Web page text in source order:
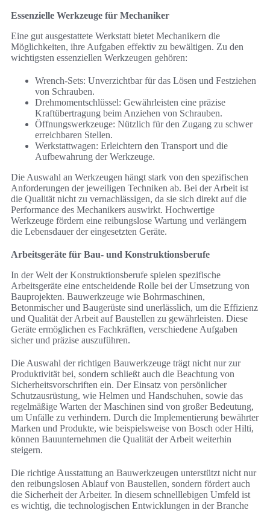
Essenzielle Werkzeuge für Mechaniker
Eine gut ausgestattete Werkstatt bietet Mechanikern die
Möglichkeiten, ihre Aufgaben effektiv zu bewältigen. Zu den
wichtigsten essenziellen Werkzeugen gehören:
Wrench-Sets: Unverzichtbar für das Lösen und Festziehen
von Schrauben.
Drehmomentschlüssel: Gewährleisten eine präzise
Kraftübertragung beim Anziehen von Schrauben.
Öffnungswerkzeuge: Nützlich für den Zugang zu schwer
erreichbaren Stellen.
Werkstattwagen: Erleichtern den Transport und die
Aufbewahrung der Werkzeuge.
Die Auswahl an Werkzeugen hängt stark von den spezifischen
Anforderungen der jeweiligen Techniken ab. Bei der Arbeit ist
die Qualität nicht zu vernachlässigen, da sie sich direkt auf die
Performance des Mechanikers auswirkt. Hochwertige
Werkzeuge fördern eine reibungslose Wartung und verlängern
die Lebensdauer der eingesetzten Geräte.
Arbeitsgeräte für Bau- und Konstruktionsberufe
In der Welt der Konstruktionsberufe spielen spezifische
Arbeitsgeräte eine entscheidende Rolle bei der Umsetzung von
Bauprojekten. Bauwerkzeuge wie Bohrmaschinen,
Betonmischer und Baugerüste sind unerlässlich, um die Effizienz
und Qualität der Arbeit auf Baustellen zu gewährleisten. Diese
Geräte ermöglichen es Fachkräften, verschiedene Aufgaben
sicher und präzise auszuführen.
Die Auswahl der richtigen Bauwerkzeuge trägt nicht nur zur
Produktivität bei, sondern schließt auch die Beachtung von
Sicherheitsvorschriften ein. Der Einsatz von persönlicher
Schutzausrüstung, wie Helmen und Handschuhen, sowie das
regelmäßige Warten der Maschinen sind von großer Bedeutung,
um Unfälle zu verhindern. Durch die Implementierung bewährter
Marken und Produkte, wie beispielsweise von Bosch oder Hilti,
können Bauunternehmen die Qualität der Arbeit weiterhin
steigern.
Die richtige Ausstattung an Bauwerkzeugen unterstützt nicht nur
den reibungslosen Ablauf von Baustellen, sondern fördert auch
die Sicherheit der Arbeiter. In diesem schnelllebigen Umfeld ist
es wichtig, die technologischen Entwicklungen in der Branche